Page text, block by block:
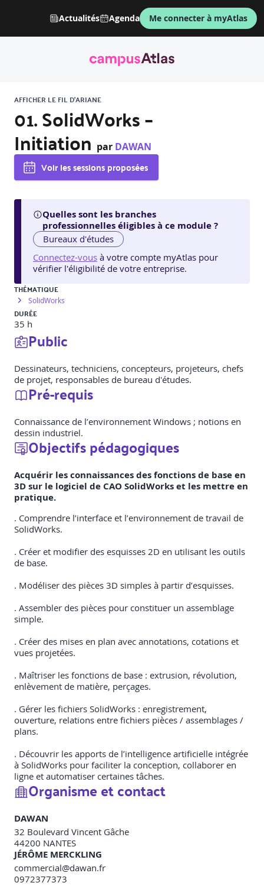
Actualités Agenda Me connecter à myAtlas
AFFICHER LE FIL D'ARIANE
01. SolidWorks –
Initiation par DAWAN
Voir les sessions proposées
Quelles sont les branches
professionnelles éligibles à ce module ?
Bureaux d'études
Connectez-vous à votre compte myAtlas pour
vérifier l'éligibilité de votre entreprise.
THÉMATIQUE
SolidWorks
DURÉE
35 h
Public
Dessinateurs, techniciens, concepteurs, projeteurs, chefs
de projet, responsables de bureau d'études.
Pré-requis
Connaissance de l’environnement Windows ; notions en
dessin industriel.
Objectifs pédagogiques
Acquérir les connaissances des fonctions de base en
3D sur le logiciel de CAO SolidWorks et les mettre en
pratique.
. Comprendre l’interface et l’environnement de travail de
SolidWorks.
. Créer et modifier des esquisses 2D en utilisant les outils
de base.
. Modéliser des pièces 3D simples à partir d’esquisses.
. Assembler des pièces pour constituer un assemblage
simple.
. Créer des mises en plan avec annotations, cotations et
vues projetées.
. Maîtriser les fonctions de base : extrusion, révolution,
enlèvement de matière, perçages.
. Gérer les fichiers SolidWorks : enregistrement,
ouverture, relations entre fichiers pièces / assemblages /
plans.
. Découvrir les apports de l’intelligence artificielle intégrée
à SolidWorks pour faciliter la conception, collaborer en
ligne et automatiser certaines tâches.
Organisme et contact
DAWAN
32 Boulevard Vincent Gâche
44200 NANTES
JÉRÔME MERCKLING
commercial@dawan.fr
0972377373